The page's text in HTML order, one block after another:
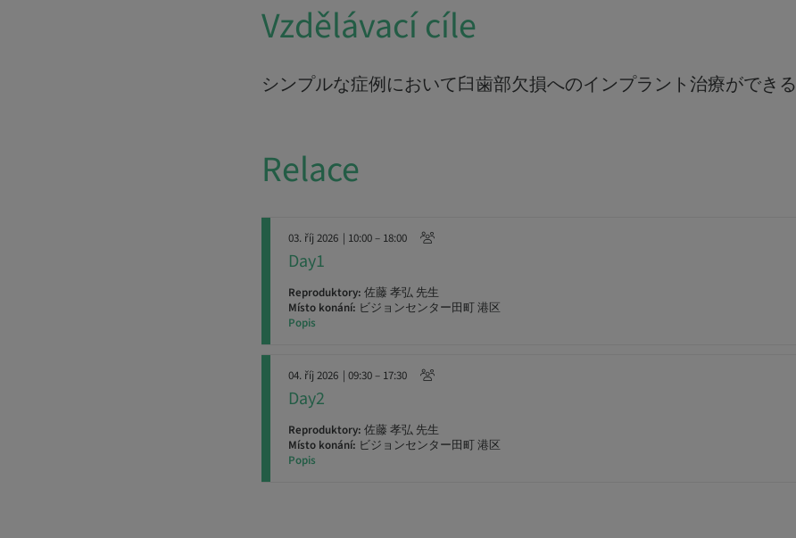
Vzdělávací cíle
シンプルな症例において臼歯部欠損へのインプラント治療ができる
Relace
03. říj 2026 | 10:00 – 18:00
Day1
Reproduktory: 佐藤 孝弘 先生
Místo konání: ビジョンセンター田町 港区
Popis
04. říj 2026 | 09:30 – 17:30
Day2
Reproduktory: 佐藤 孝弘 先生
Místo konání: ビジョンセンター田町 港区
Popis